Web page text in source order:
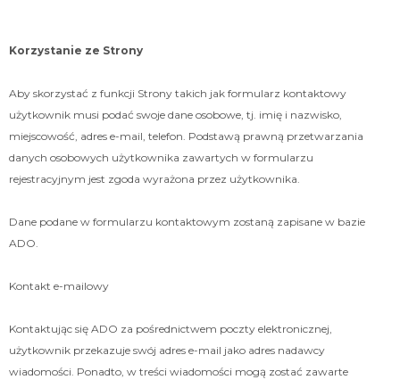
Korzystanie ze Strony
Aby skorzystać z funkcji Strony takich jak formularz kontaktowy
użytkownik musi podać swoje dane osobowe, tj. imię i nazwisko,
miejscowość, adres e-mail, telefon. Podstawą prawną przetwarzania
danych osobowych użytkownika zawartych w formularzu
rejestracyjnym jest zgoda wyrażona przez użytkownika.
Dane podane w formularzu kontaktowym zostaną zapisane w bazie
ADO.
Kontakt e-mailowy
Kontaktując się ADO za pośrednictwem poczty elektronicznej,
użytkownik przekazuje swój adres e-mail jako adres nadawcy
wiadomości. Ponadto, w treści wiadomości mogą zostać zawarte